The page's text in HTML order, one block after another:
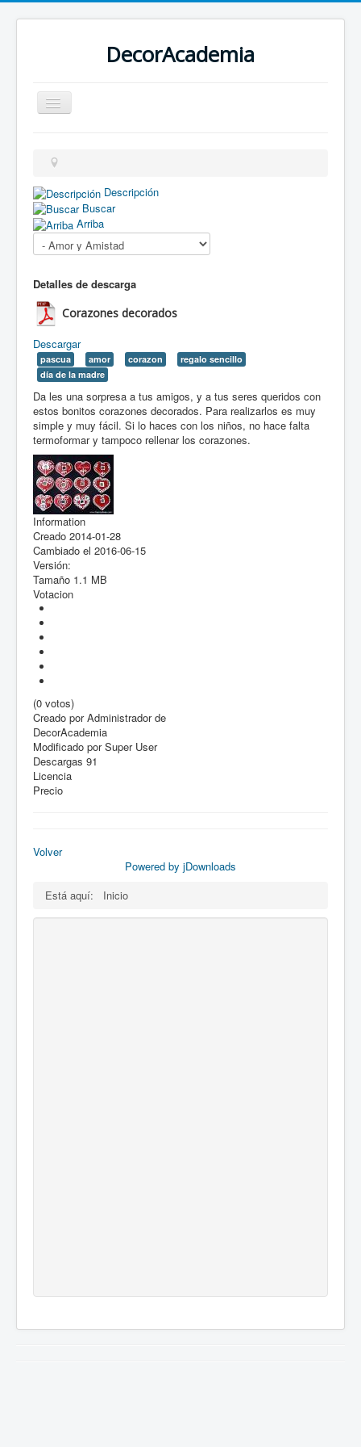
DecorAcademia
MOLDES Y PATRONES
ETIQUETAS
Descripción
Buscar
Arriba
Detalles de descarga
Corazones decorados
Descargar
pascua amor corazon
regalo sencillo
día de la madre
Da les una sorpresa a tus amigos, y a tus seres queridos con
estos bonitos corazones decorados. Para realizarlos es muy
simple y muy fácil. Si lo haces con los niños, no hace falta
termoformar y tampoco rellenar los corazones.
Information
Creado 2014-01-28
Cambiado el 2016-06-15
Versión:
Tamaño 1.1 MB
Votacion
(0 votos)
Creado porAdministrador de
DecorAcademia
Modificado porSuper User
Descargas 91
Licencia
Precio
Volver
Powered by jDownloads
Está aquí:
Inicio